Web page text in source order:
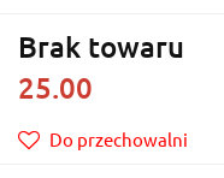
Brak towaru
25.00
Do przechowalni